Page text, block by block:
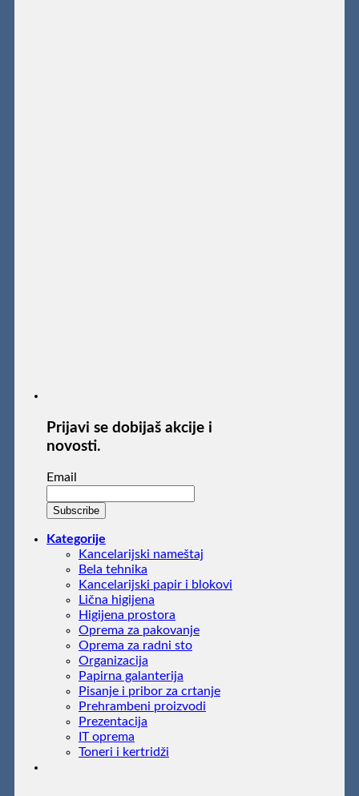
Prijavi se dobijaš akcije i
novosti.
Email
Kategorije
Kancelarijski nameštaj
Bela tehnika
Kancelarijski papir i blokovi
Lična higijena
Higijena prostora
Oprema za pakovanje
Oprema za radni sto
Organizacija
Papirna galanterija
Pisanje i pribor za crtanje
Prehrambeni proizvodi
Prezentacija
IT oprema
Toneri i kertridži